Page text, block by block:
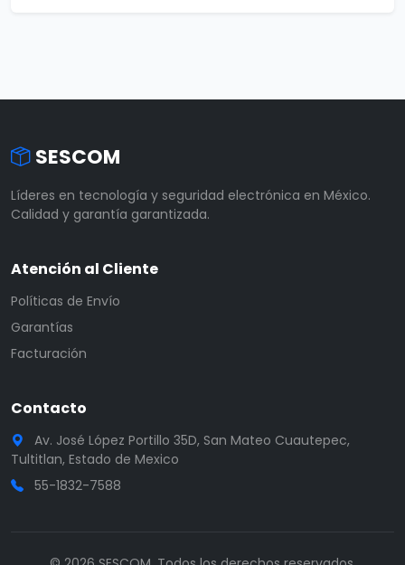
SESCOM
Líderes en tecnología y seguridad electrónica en México.
Calidad y garantía garantizada.
Atención al Cliente
Políticas de Envío
Garantías
Facturación
Contacto
Av. José López Portillo 35D, San Mateo Cuautepec,
Tultitlan, Estado de Mexico
55-1832-7588